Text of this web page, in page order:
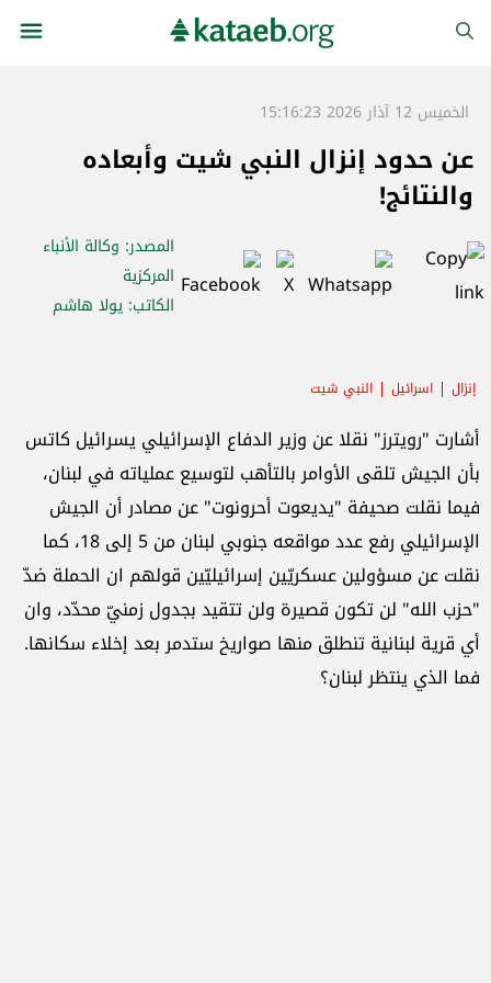
الخميس 12 آذار 2026 15:16:23
عن حدود إنزال النبي شيت وأبعاده
والنتائج!
المصدر: وكالة الأنباء
المركزية
الكاتب: يولا هاشم
إنزال اسرائيل النبي شيت
أشارت "رويترز" نقلا عن وزير الدفاع الإسرائيلي يسرائيل كاتس
بأن الجيش تلقى الأوامر بالتأهب لتوسيع عملياته في لبنان،
فيما نقلت صحيفة "يديعوت أحرونوت" عن مصادر أن الجيش
الإسرائيلي رفع عدد مواقعه جنوبي لبنان من 5 إلى 18، كما
نقلت عن مسؤولين عسكريّين إسرائيليّين قولهم ان الحملة ضدّ
"حزب الله" لن تكون قصيرة ولن تتقيد بجدول زمنيّ محدّد، وان
أي قرية لبنانية تنطلق منها صواريخ ستدمر بعد إخلاء سكانها.
فما الذي ينتظر لبنان؟